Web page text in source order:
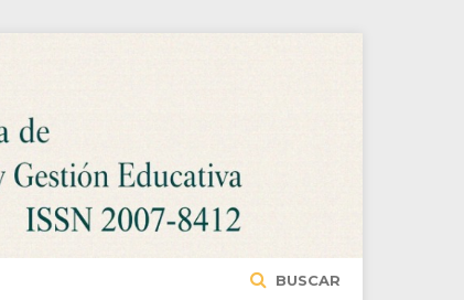
BUSCAR